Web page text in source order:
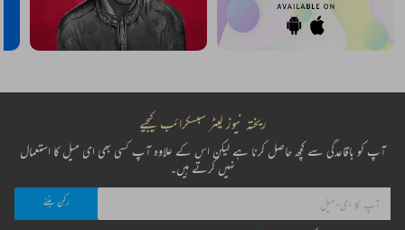
ریختہ نیوز لیٹر سبسکرائب کیجیے
آپ کو باقاعدگی سے کچھ حاصل کرنا ہے لیکن اس کے علاوہ آپ کسی بھی ای میل کا استعمال
نہیں کرتے ہیں۔